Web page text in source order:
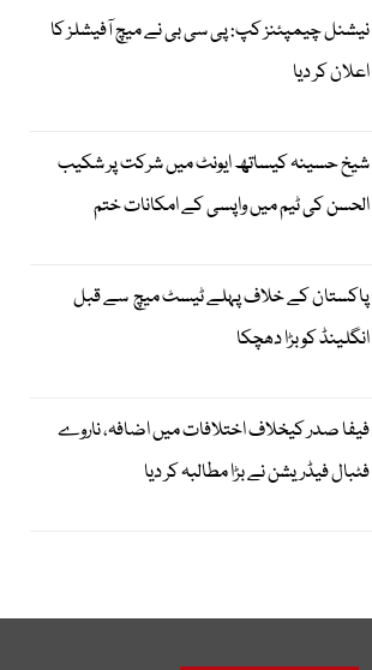
نیشنل چیمپئنز کپ: پی سی بی نے میچ آفیشلز کا
اعلان کر دیا
شیخ حسینہ کیساتھ ایونٹ میں شرکت پر شکیب
الحسن کی ٹیم میں واپسی کے امکانات ختم
پاکستان کے خلاف پہلے ٹیسٹ میچ سے قبل
انگلینڈ کو بڑا دھچکا
فیفا صدر کیخلاف اختلافات میں اضافہ، ناروے
فٹبال فیڈریشن نے بڑا مطالبہ کر دیا